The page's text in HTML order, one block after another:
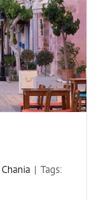
Chania | Tags: